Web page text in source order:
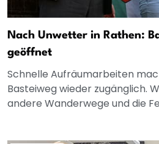
Nach Unwetter in Rathen:
geöffnet
Schnelle Aufräumarbeiten
Basteiweg wieder zugänglich.
andere Wanderwege und die